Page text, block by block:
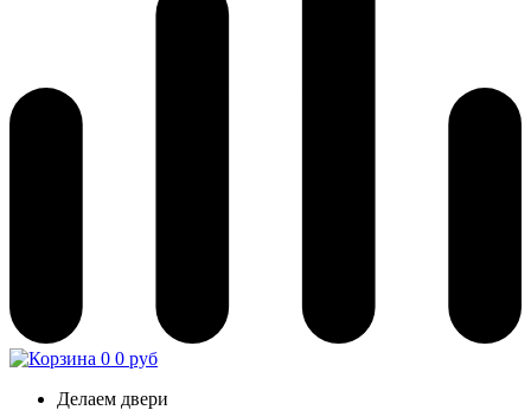
0 0 руб
Делаем двери